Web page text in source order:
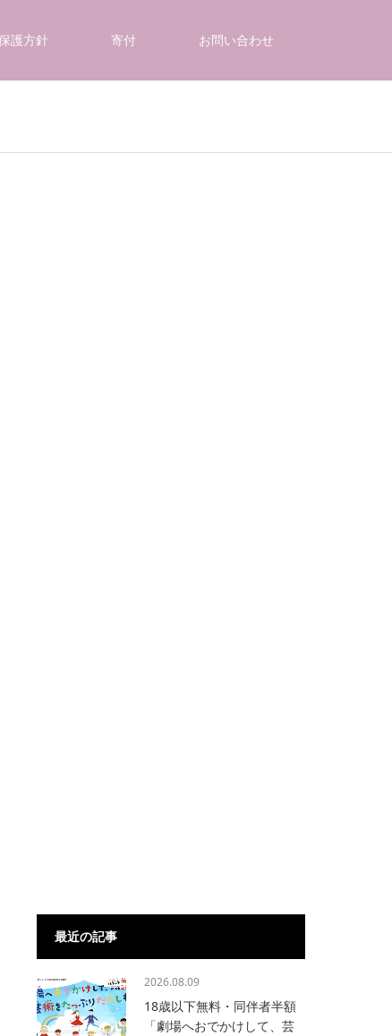
護方針 寄付 お問い合わせ
最近の記事
2026.08.09
18歳以下無料・同伴者半額
「劇場へおでかけして、芸